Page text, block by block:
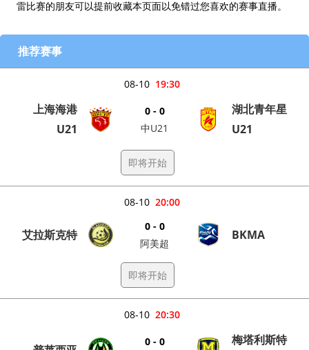
雷比赛的朋友可以提前收藏本页面以免错过您喜欢的赛事直播。
推荐赛事
19:30
08-10
上海海港
U21
0 - 0
中U21
湖北青年星
U21
即将开始
20:00
08-10
艾拉斯克特
0 - 0
阿美超
BKMA
即将开始
20:30
08-10
0 - 0
梅塔利斯特